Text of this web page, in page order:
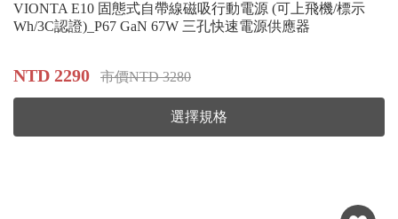
VIONTA E10 固態式自帶線磁吸行動電源 (可上飛機/標示
Wh/3C認證)_P67 GaN 67W 三孔快速電源供應器
NTD 2290 市價NTD 3280
選擇規格